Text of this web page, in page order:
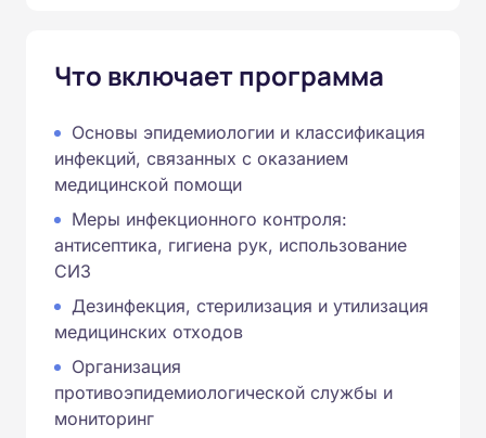
Что включает программа
Основы эпидемиологии и классификация
инфекций, связанных с оказанием
медицинской помощи
Меры инфекционного контроля:
антисептика, гигиена рук, использование
СИЗ
Дезинфекция, стерилизация и утилизация
медицинских отходов
Организация
противоэпидемиологической службы и
мониторинг